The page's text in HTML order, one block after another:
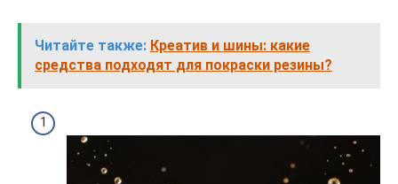
Читайте также: Креатив и шины: какие
средства подходят для покраски резины?